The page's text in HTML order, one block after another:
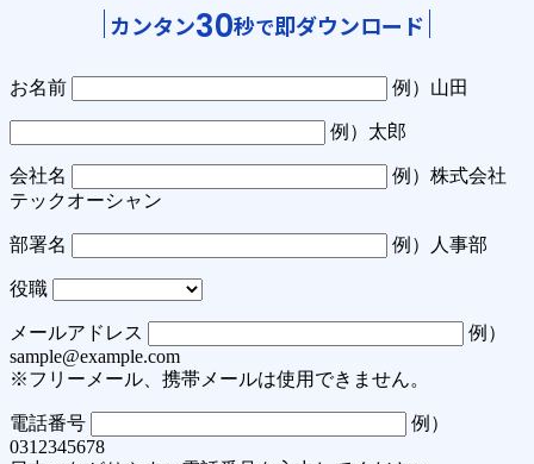
カンタン30秒で即ダウンロード